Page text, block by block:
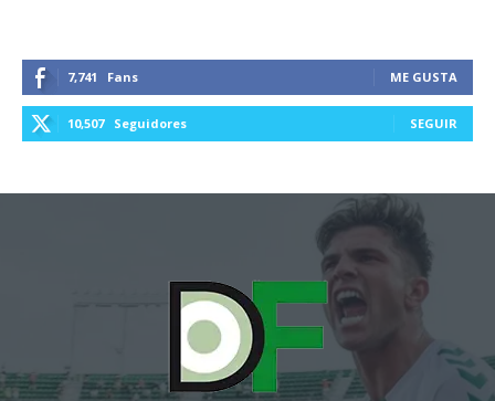
7,741 Fans ME GUSTA
10,507 Seguidores SEGUIR